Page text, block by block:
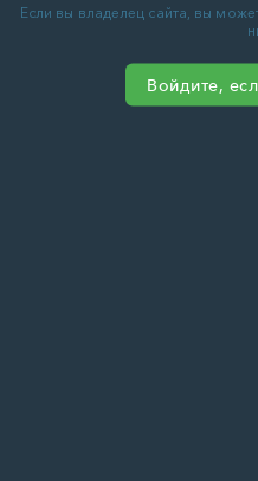
Если вы владелец сайта, вы
Войдите,